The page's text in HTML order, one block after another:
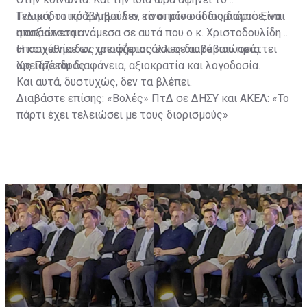
Γνωμοδοτικό Συμβούλιο, το οποίο ο ίδιος διόρισε, να
απαξιώνεται.
Τελικά, το πρόβλημα δεν είναι μόνο οι διορισμοί. Είναι
η απόσταση ανάμεσα σε αυτά που ο κ. Χριστοδουλίδης
υποσχέθηκε ως υποψήφιος και σε αυτά που πράττει
ως Πρόεδρος.
Η κοινωνία δεν χρειάζεται άλλες διαβεβαιώσεις.
Χρειάζεται διαφάνεια, αξιοκρατία και λογοδοσία.
Και αυτά, δυστυχώς, δεν τα βλέπει.
Διαβάστε επίσης: «Βολές» ΠτΔ σε ΔΗΣΥ και ΑΚΕΛ: «Το
πάρτι έχει τελειώσει με τους διορισμούς»